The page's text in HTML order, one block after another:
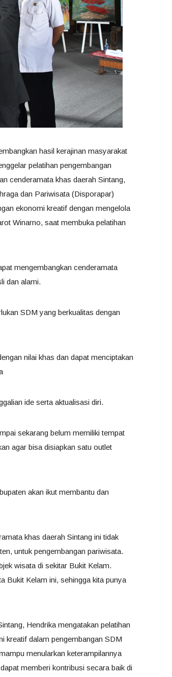
hasil kerajinan masyarakat
pelatihan pengembangan
cenderamata khas daerah Sintang,
dan Pariwisata (Disporapar)
ekonomi kreatif dengan mengelola
Winarno, saat membuka pelatihan
mengembangkan cenderamata
dan alami.
SDM yang berkualitas dengan
nilai khas dan dapat menciptakan
ide serta aktualisasi diri.
sekarang belum memiliki tempat
agar bisa disiapkan satu outlet
akan ikut membantu dan
khas daerah Sintang ini tidak
untuk pengembangan pariwisata.
wisata di sekitar Bukit Kelam.
Bukit Kelam ini, sehingga kita punya
Hendrika mengatakan pelatihan
kreatif dalam pengembangan SDM
menularkan keterampilannya
memberi kontribusi secara baik di